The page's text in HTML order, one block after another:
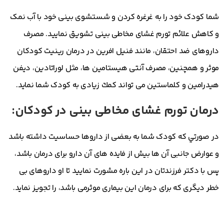
شما کودک خود را به غرغره کردن و شستشوی بینی خود با آب نمک
و کاهش علائم تورم غشای مخاطی بینی تشويق نماييد. مصرف
داروهای ضد احتقان، مانند فنیل افرین در درمان رینیت کودکان
موثر و همچنین، مصرف آنتی هیستامین ها، مثل لوراتادین، دیفن
هیدرامین و کلماستین می تواند كمك زیادی به کودک شما نمايد.
درمان تورم غشای مخاطی بینی در کودکان:
در صورتي كه کودک شما به بعضی از داروها حساسیت داشته باشد
و عوارض جانبی آن ها بیش از فایده های آن دارو برای درمان باشد،
پس با دکتر فرزندتان در این باره مشورت نماييد تا او داروهای بی
خطر دیگری که برای درمان این بیماری موثرمی باشد، را تجویز نمايد.